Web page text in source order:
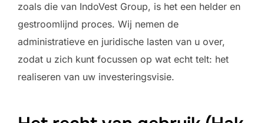
zoals die van IndoVest Group, is het een helder en
gestroomlijnd proces. Wij nemen de
administratieve en juridische lasten van u over,
zodat u zich kunt focussen op wat echt telt: het
realiseren van uw investeringsvisie.